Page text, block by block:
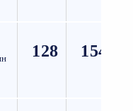
128 154